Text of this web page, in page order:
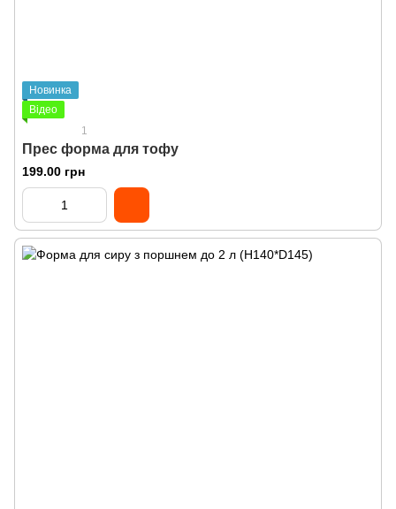
Новинка
Відео
1
Прес форма для тофу
199.00 грн